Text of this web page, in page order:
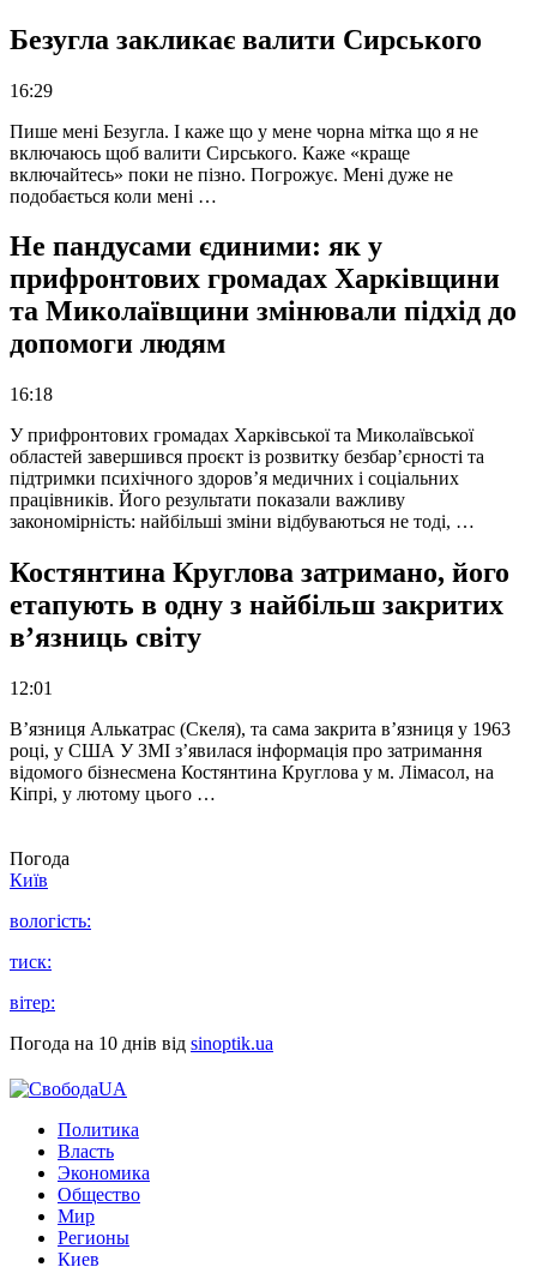
Безугла закликає валити Сирського
16:29
Пише мені Безугла. І каже що у мене чорна мітка що я не
включаюсь щоб валити Сирського. Каже «краще
включайтесь» поки не пізно. Погрожує. Мені дуже не
подобається коли мені …
Не пандусами єдиними: як у
прифронтових громадах Харківщини
та Миколаївщини змінювали підхід до
допомоги людям
16:18
У прифронтових громадах Харківської та Миколаївської
областей завершився проєкт із розвитку безбар’єрності та
підтримки психічного здоров’я медичних і соціальних
працівників. Його результати показали важливу
закономірність: найбільші зміни відбуваються не тоді, …
Костянтина Круглова затримано, його
етапують в одну з найбільш закритих
в’язниць світу
12:01
В’язниця Алькатрас (Скеля), та сама закрита в’язниця у 1963
році, у США У ЗМІ з’явилася інформація про затримання
відомого бізнесмена Костянтина Круглова у м. Лімасол, на
Кіпрі, у лютому цього …
Погода
Київ
вологість:
тиск:
вітер:
Погода на 10 днів від sinoptik.ua
Политика
Власть
Экономика
Общество
Мир
Регионы
Киев